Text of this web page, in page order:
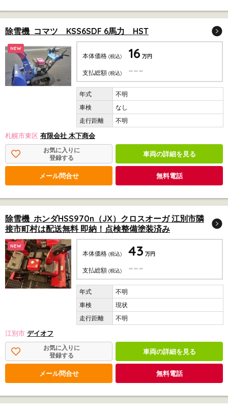
除雪機 コマツ KSS6SDF 6馬力 HST
NEW
本体価格 (税込) 16 万円
支払総額 (税込) ---
不明
なし
不明
札幌市東区 有限会社 木下商会
お気に入りに
登録する
車両の詳細を見る
メール問合せ 無料電話
除雪機 ホンダHSS970n（JX）クロスオーガ 江別市隣
接市町村は配送無料 即納！点検整備塗装済み
NEW
本体価格 (税込) 43 万円
支払総額 (税込) ---
不明
現状
不明
江別市 デイオフ
お気に入りに
登録する
車両の詳細を見る
メール問合せ 無料電話